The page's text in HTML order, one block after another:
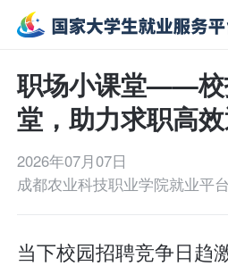
职场小课堂——校
堂，助力求职高
2026年07月07日
成都农业科技职业学院就业平台
当下校园招聘竞争日趋